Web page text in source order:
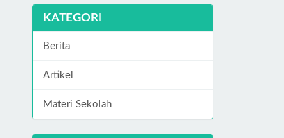
KATEGORI
Berita
Artikel
Materi Sekolah